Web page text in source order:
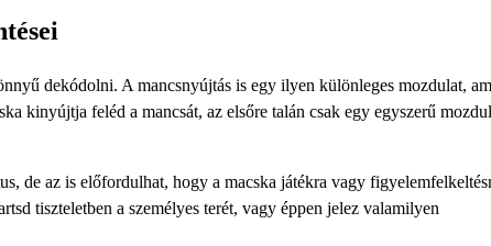
dekódolni. A mancsnyújtás is egy ilyen különleges mozdulat,
kinyújtja feléd a mancsát, az elsőre talán csak egy egyszerű
de az is előfordulhat, hogy a macska játékra vagy
tiszteletben a személyes terét, vagy éppen jelez valamilyen